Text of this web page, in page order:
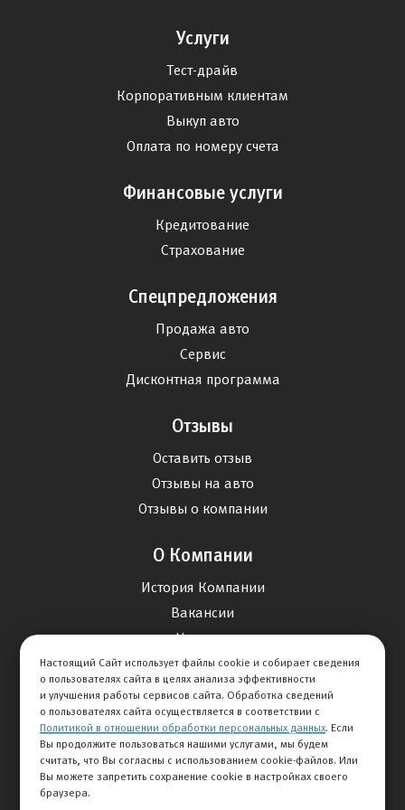
Услуги
Тест-драйв
Корпоративным клиентам
Выкуп авто
Оплата по номеру счета
Финансовые услуги
Кредитование
Страхование
Спецпредложения
Продажа авто
Сервис
Дисконтная программа
Отзывы
Оставить отзыв
Отзывы на авто
Отзывы о компании
О Компании
История Компании
Вакансии
Новости
Карта сайта
Контакты
+7 495 234-33-66
Настоящий Сайт использует файлы cookie и собирает сведения
о пользователях сайта в целях анализа эффективности
и улучшения работы сервисов сайта. Обработка сведений
о пользователях сайта осуществляется в соответствии с
Политикой в отношении обработки персональных данных. Если
Вы продолжите пользоваться нашими услугами, мы будем
считать, что Вы согласны с использованием cookie-файлов. Или
Вы можете запретить сохранение cookie в настройках своего
браузера.